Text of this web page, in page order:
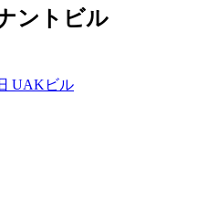
ントビル
UAKビル